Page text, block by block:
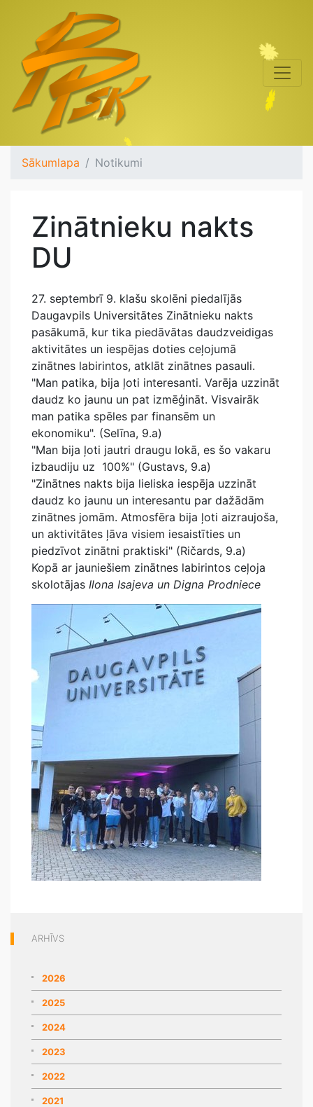
Sākumlapa Notikumi
Zinātnieku nakts
DU
27. septembrī 9. klašu skolēni piedalījās
Daugavpils Universitātes Zinātnieku nakts
pasākumā, kur tika piedāvātas daudzveidigas
aktivitātes un iespējas doties ceļojumā
zinātnes labirintos, atklāt zinātnes pasauli.
"Man patika, bija ļoti interesanti. Varēja uzzināt
daudz ko jaunu un pat izmēģināt. Visvairāk
man patika spēles par finansēm un
ekonomiku". (Selīna, 9.a)
"Man bija ļoti jautri draugu lokā, es šo vakaru
izbaudiju uz 100%" (Gustavs, 9.a)
"Zinātnes nakts bija lieliska iespēja uzzināt
daudz ko jaunu un interesantu par dažādām
zinātnes jomām. Atmosfēra bija ļoti aizraujoša,
un aktivitātes ļāva visiem iesaistīties un
piedzīvot zinātni praktiski" (Ričards, 9.a)
Kopā ar jauniešiem zinātnes labirintos ceļoja
skolotājas Ilona Isajeva un Digna Prodniece
ARHĪVS
2026
2025
2024
2023
2022
2021